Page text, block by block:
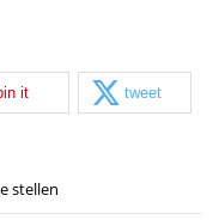
it tweet
stellen